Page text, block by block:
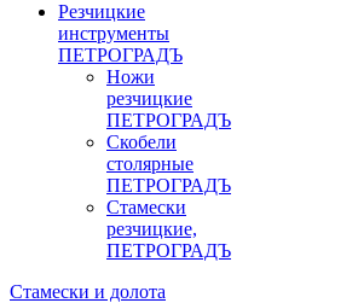
Резчицкие
инструменты
ПЕТРОГРАДЪ
Ножи
резчицкие
ПЕТРОГРАДЪ
Скобели
столярные
ПЕТРОГРАДЪ
Стамески
резчицкие,
ПЕТРОГРАДЪ
Стамески и долота